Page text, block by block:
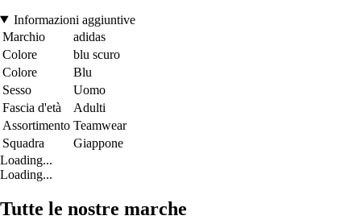
Informazioni aggiuntive
Marchio
adidas
Colore
blu scuro
Colore
Blu
Sesso
Uomo
Fascia d'età
Adulti
Assortimento Teamwear
Squadra
Giappone
Loading...
Loading...
Tutte le nostre marche